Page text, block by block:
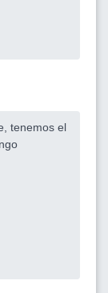
tenemos el